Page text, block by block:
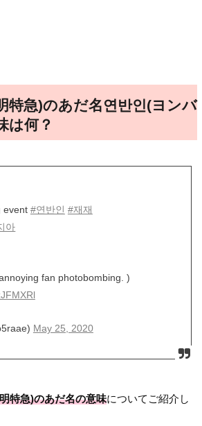
特急)のあだ名연반인(ヨンバ
は何？
event #연반인 #재재
아
fan photobombing. )
May 25, 2020
特急)のあだ名の意味についてご紹介し